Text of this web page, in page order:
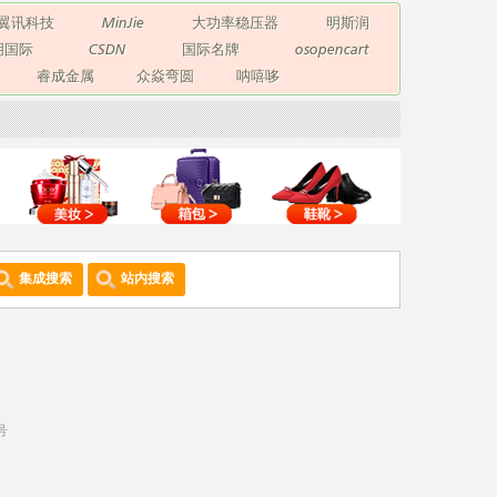
讯科技 MinJie 大功率稳压器
明斯润
国际
CSDN 国际名牌
osopencart
睿成金属
众焱弯圆 呐嘻哆
集成搜索 站内搜索